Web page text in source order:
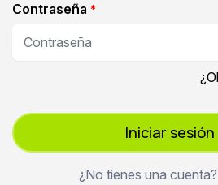
Contraseña *
Iniciar sesión
¿No tienes una cuenta?